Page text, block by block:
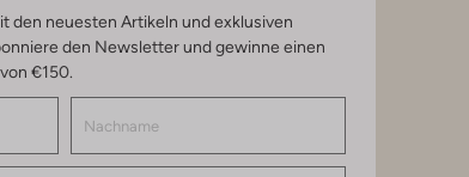
den neuesten Artikeln und exklusiven
den Newsletter und gewinne einen
€150.